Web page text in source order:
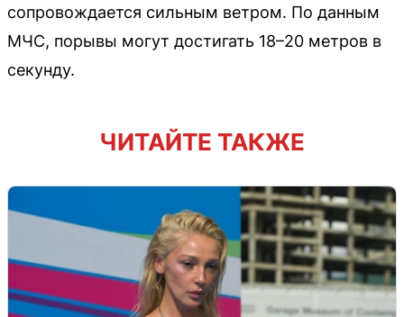
сопровождается сильным ветром. По данным
МЧС, порывы могут достигать 18–20 метров в
секунду.
ЧИТАЙТЕ ТАКЖЕ